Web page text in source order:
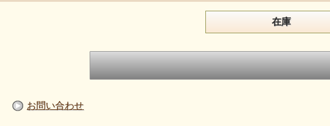
在庫
お問い合わせ